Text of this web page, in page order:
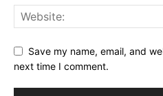
Save my name, email, and
next time I comment.